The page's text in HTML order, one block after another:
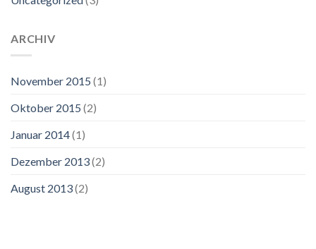
ARCHIV
November 2015 (1)
Oktober 2015 (2)
Januar 2014(1)
Dezember 2013(2)
August 2013(2)